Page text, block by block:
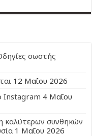
σωστής
12 Μαΐου 2026
Instagram 4 Μαΐου
καλύτερων συνθηκών
1 Μαΐου 2026